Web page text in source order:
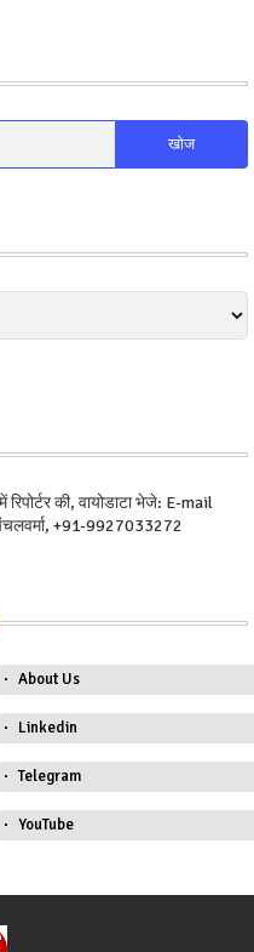
की, वायोडाटा भेजे: E-mail
+91-9927033272
About Us
Linkedin
Telegram
YouTube